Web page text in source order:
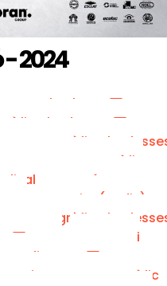
- 2024
Pol Salvans
Abadesses
Fotogràfic
- Grup Fotogràfic
Elisabet Regué - Grup
Kim (Podis)
Fotogràfic
Santi
Jordi Coma
Garcia - Grup Fotogràfic